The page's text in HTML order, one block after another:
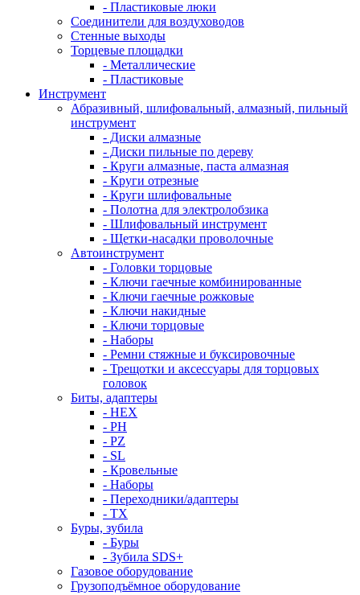
- Пластиковые люки
Соединители для воздуховодов
Стенные выходы
Торцевые площадки
- Металлические
- Пластиковые
Инструмент
Абразивный, шлифовальный, алмазный, пильный
инструмент
- Диски алмазные
- Диски пильные по дереву
- Круги алмазные, паста алмазная
- Круги отрезные
- Круги шлифовальные
- Полотна для электролобзика
- Шлифовальный инструмент
- Щетки-насадки проволочные
Автоинструмент
- Головки торцовые
- Ключи гаечные комбинированные
- Ключи гаечные рожковые
- Ключи накидные
- Ключи торцовые
- Наборы
- Ремни стяжные и буксировочные
- Трещотки и аксессуары для торцовых
головок
Биты, адаптеры
- HEX
- PH
- PZ
- SL
- Кровельные
- Наборы
- Переходники/адаптеры
- ТX
Буры, зубила
- Буры
- Зубила SDS+
Газовое оборудование
Грузоподъёмное оборудование